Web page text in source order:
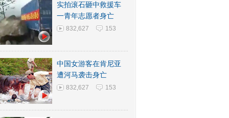
实拍滚石砸中救援车
一青年志愿者身亡
832,627 153
中国女游客在肯尼亚
遭河马袭击身亡
832,627 153